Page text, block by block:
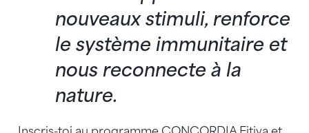
nouveaux stimuli, renforce
le système immunitaire et
nous reconnecte à la
nature.